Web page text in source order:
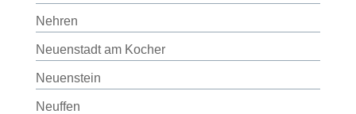
Nehren
Neuenstadt am Kocher
Neuenstein
Neuffen